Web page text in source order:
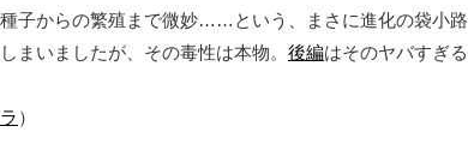
子からの繁殖まで微妙……という、まさに進化の袋小路
まいましたが、その毒性は本物。 後編はそのヤバすぎる
）